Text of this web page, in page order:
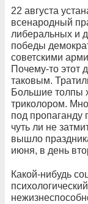
22 августа
всенародный
либеральных и
победы
советскими
Почему-то этот
таковым.
Большие толпы
триколором.
под пропаганду
чуть ли не
вышло
июня, в день
Какой-нибудь